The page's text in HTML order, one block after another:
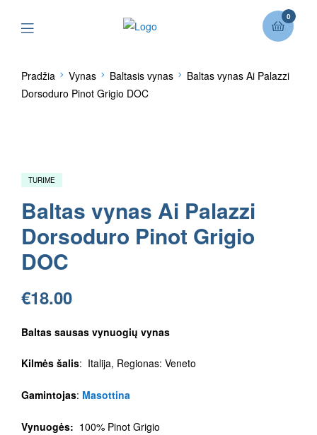
0
Pradžia Vynas Baltasis vynas
Baltas vynas Ai Palazzi
Dorsoduro Pinot Grigio DOC
TURIME
Baltas vynas Ai Palazzi
Dorsoduro Pinot Grigio
DOC
€18.00
Baltas sausas vynuogių vynas
Kilmės šalis: Italija, Regionas: Veneto
Gamintojas: Masottina
Vynuogės: 100% Pinot Grigio